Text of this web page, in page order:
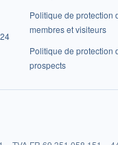
Politique de protection
membres et visiteurs
Politique de protection
prospects